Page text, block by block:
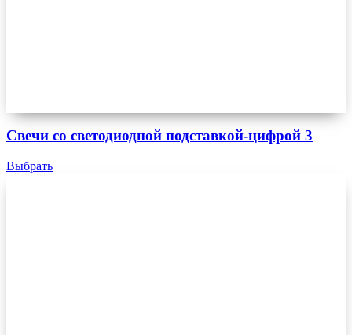
Свечи со светодиодной подставкой-цифрой 3
Выбрать